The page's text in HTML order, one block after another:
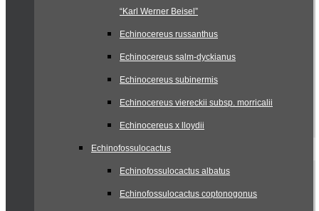
“Karl Werner Beisel”
Echinocereus russanthus
Echinocereus salm-dyckianus
Echinocereus subinermis
Echinocereus viereckii subsp. morricalii
Echinocereus x lloydii
Echinofossulocactus
Echinofossulocactus albatus
Echinofossulocactus coptonogonus